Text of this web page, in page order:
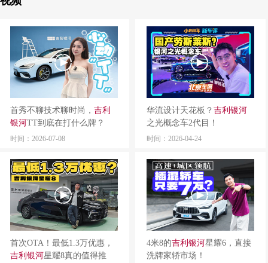
首秀不聊技术聊时尚， 吉利
银河TT到底在打什么牌？
时间：2026-07-08
华流设计天花板？ 吉利 银河
之光概念车2代目！
时间：2026-04-24
首次OTA！最低1.3万优惠，
吉利 银河星耀8真的值得推
4米8的吉利 银河星耀6，直接
洗牌家轿市场！